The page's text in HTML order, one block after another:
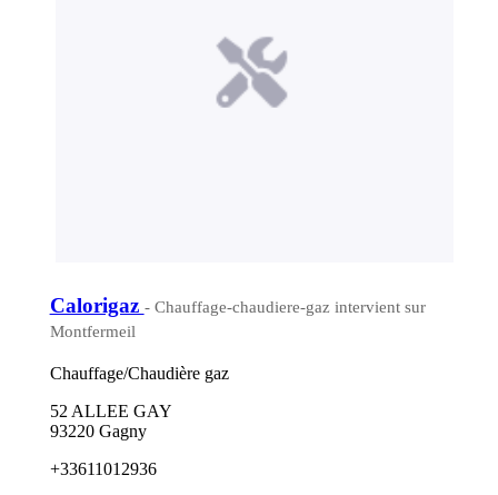
Calorigaz - Chauffage-chaudiere-gaz intervient sur
Montfermeil
Chauffage/Chaudière gaz
52 ALLEE GAY
93220 Gagny
+33611012936